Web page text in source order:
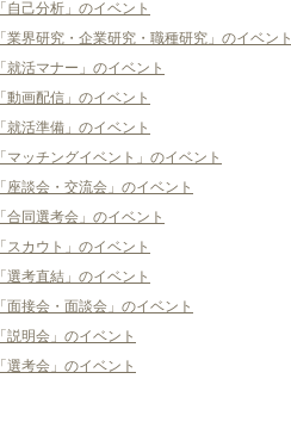
「自己分析」のイベント
「業界研究・企業研究・職種研究」のイベント
「就活マナー」のイベント
「動画配信」のイベント
「就活準備」のイベント
「マッチングイベント」のイベント
「座談会・交流会」のイベント
「合同選考会」のイベント
「スカウト」のイベント
「選考直結」のイベント
「面接会・面談会」のイベント
「説明会」のイベント
「選考会」のイベント